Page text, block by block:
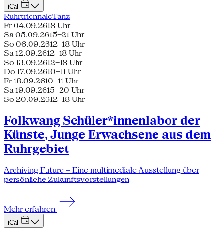
iCal
RuhrtriennaleTanz
Fr 04.09.2618 Uhr
Sa 05.09.2615–21 Uhr
So 06.09.2612–18 Uhr
Sa 12.09.2612–18 Uhr
So 13.09.2612–18 Uhr
Do 17.09.2610–11 Uhr
Fr 18.09.2610–11 Uhr
Sa 19.09.2615–20 Uhr
So 20.09.2612–18 Uhr
Folkwang Schüler*innenlabor der
Künste, Junge Erwachsene aus dem
Ruhrgebiet
Archiving Future – Eine multimediale Ausstellung über
persönliche Zukunftsvorstellungen
Mehr erfahren
iCal